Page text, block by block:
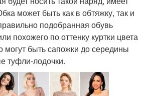
может быть как в обтяжку, так и
подобранная обувь
похожего по оттенку куртки цвета
могут быть сапожки до середины
туфли-лодочки.